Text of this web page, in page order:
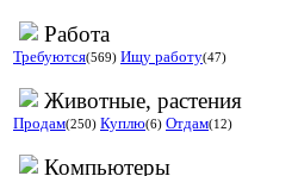
Работа
Требуются(569) Ищу работу(47)
Животные, растения
Продам(250) Куплю(6) Отдам(12)
Компьютеры